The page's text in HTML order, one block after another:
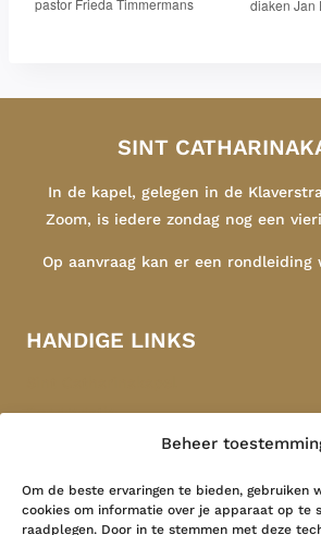
Beheer
Om de beste ervaringen te bieden, gebruiken
cookies om informatie over je apparaat op te
raadplegen. Door in te stemmen met deze
pastor Frieda Timmermans
diaken Jan
SINT
In de kapel, gelegen in de
Zoom, is iedere zondag nog een
Op aanvraag kan er een rondleiding
HANDIGE LINKS
Congregatie